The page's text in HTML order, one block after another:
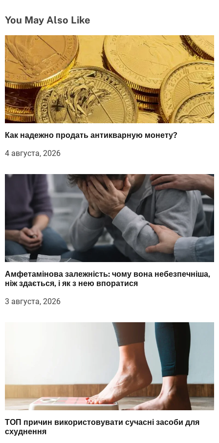
You May Also Like
Как надежно продать антикварную монету?
4 августа, 2026
Амфетамінова залежність: чому вона небезпечніша,
ніж здається, і як з нею впоратися
3 августа, 2026
ТОП причин використовувати сучасні засоби для
схуднення